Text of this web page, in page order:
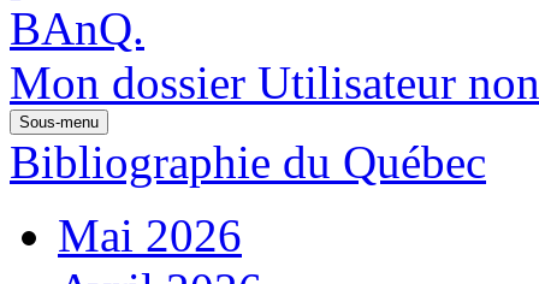
Mon dossier Utilisateur
Sous-menu
Bibliographie du Québec
Mai 2026